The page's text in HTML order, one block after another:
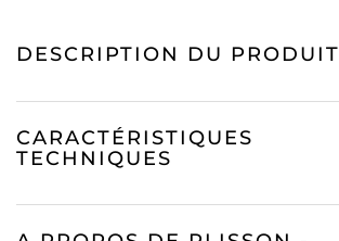
DESCRIPTION DU PRODUIT
CARACTÉRISTIQUES
TECHNIQUES